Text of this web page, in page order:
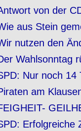
von der
aus Stein
nutzen den
Wahlsonntag
Nur noch 14
am
Erfolgreiche